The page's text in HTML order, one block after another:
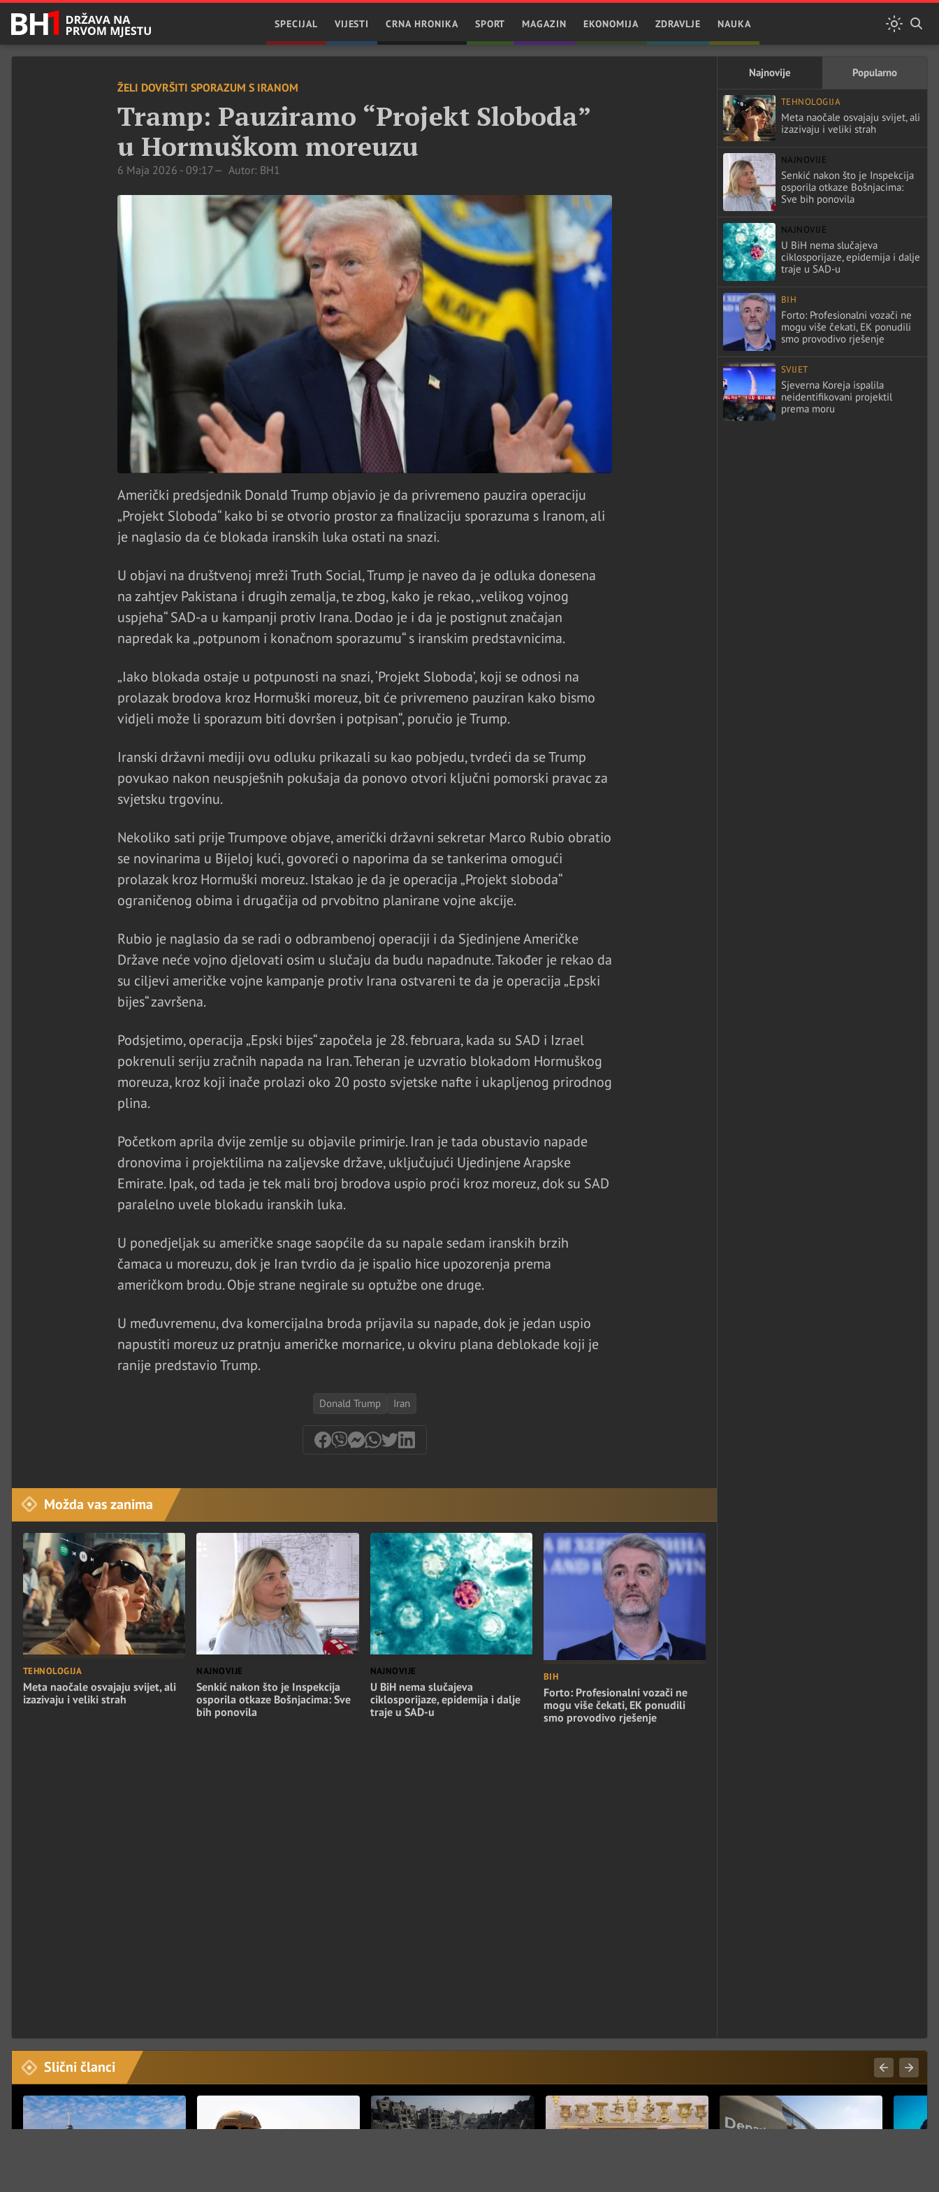
SPECIJAL VIJESTI CRNA HRONIKA SPORT MAGAZIN EKONOMIJA ZDRAVLJE NAUKA
ŽELI DOVRŠITI SPORAZUM S IRANOM
Tramp: Pauziramo “Projekt Sloboda”
u Hormuškom moreuzu
6 Maja 2026 - 09:17 Autor: BH1
Američki predsjednik Donald Trump objavio je da privremeno pauzira operaciju
„Projekt Sloboda“ kako bi se otvorio prostor za finalizaciju sporazuma s Iranom, ali
je naglasio da će blokada iranskih luka ostati na snazi.
U objavi na društvenoj mreži Truth Social, Trump je naveo da je odluka donesena
na zahtjev Pakistana i drugih zemalja, te zbog, kako je rekao, „velikog vojnog
uspjeha“ SAD-a u kampanji protiv Irana. Dodao je i da je postignut značajan
napredak ka „potpunom i konačnom sporazumu“ s iranskim predstavnicima.
„Iako blokada ostaje u potpunosti na snazi, ‘Projekt Sloboda’, koji se odnosi na
prolazak brodova kroz Hormuški moreuz, bit će privremeno pauziran kako bismo
vidjeli može li sporazum biti dovršen i potpisan“, poručio je Trump.
Iranski državni mediji ovu odluku prikazali su kao pobjedu, tvrdeći da se Trump
povukao nakon neuspješnih pokušaja da ponovo otvori ključni pomorski pravac za
svjetsku trgovinu.
Nekoliko sati prije Trumpove objave, američki državni sekretar Marco Rubio obratio
se novinarima u Bijeloj kući, govoreći o naporima da se tankerima omogući
prolazak kroz Hormuški moreuz. Istakao je da je operacija „Projekt sloboda“
ograničenog obima i drugačija od prvobitno planirane vojne akcije.
Rubio je naglasio da se radi o odbrambenoj operaciji i da Sjedinjene Američke
Države neće vojno djelovati osim u slučaju da budu napadnute. Također je rekao da
su ciljevi američke vojne kampanje protiv Irana ostvareni te da je operacija „Epski
bijes“ završena.
Podsjetimo, operacija „Epski bijes“ započela je 28. februara, kada su SAD i Izrael
pokrenuli seriju zračnih napada na Iran. Teheran je uzvratio blokadom Hormuškog
moreuza, kroz koji inače prolazi oko 20 posto svjetske nafte i ukapljenog prirodnog
plina.
Početkom aprila dvije zemlje su objavile primirje. Iran je tada obustavio napade
dronovima i projektilima na zaljevske države, uključujući Ujedinjene Arapske
Emirate. Ipak, od tada je tek mali broj brodova uspio proći kroz moreuz, dok su SAD
paralelno uvele blokadu iranskih luka.
U ponedjeljak su američke snage saopćile da su napale sedam iranskih brzih
čamaca u moreuzu, dok je Iran tvrdio da je ispalio hice upozorenja prema
američkom brodu. Obje strane negirale su optužbe one druge.
U međuvremenu, dva komercijalna broda prijavila su napade, dok je jedan uspio
napustiti moreuz uz pratnju američke mornarice, u okviru plana deblokade koji je
ranije predstavio Trump.
Donald Trump Iran
Možda vas zanima
TEHNOLOGIJA
Meta naočale osvajaju svijet, ali
izazivaju i veliki strah
NAJNOVIJE
Senkić nakon što je Inspekcija
osporila otkaze Bošnjacima: Sve
bih ponovila
NAJNOVIJE
U BiH nema slučajeva
ciklosporijaze, epidemija i dalje
traje u SAD-u
BIH
Forto: Profesionalni vozači ne
mogu više čekati, EK ponudili
smo provodivo rješenje
Najnovije Popularno
TEHNOLOGIJA
Meta naočale osvajaju svijet, ali
izazivaju i veliki strah
NAJNOVIJE
Senkić nakon što je Inspekcija
osporila otkaze Bošnjacima:
Sve bih ponovila
NAJNOVIJE
U BiH nema slučajeva
ciklosporijaze, epidemija i dalje
traje u SAD-u
BIH
Forto: Profesionalni vozači ne
mogu više čekati, EK ponudili
smo provodivo rješenje
SVIJET
Sjeverna Koreja ispalila
neidentifikovani projektil
prema moru
Slični članci